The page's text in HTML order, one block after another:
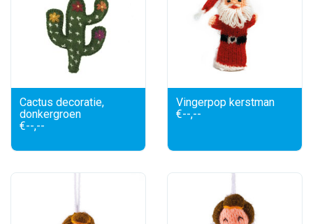
Cactus decoratie,
donkergroen
€--,--
Vingerpop kerstman
€--,--